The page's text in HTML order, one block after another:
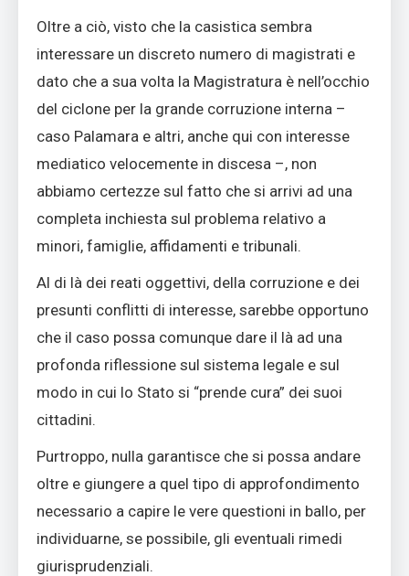
Oltre a ciò, visto che la casistica sembra
interessare un discreto numero di magistrati e
dato che a sua volta la Magistratura è nell’occhio
del ciclone per la grande corruzione interna –
caso Palamara e altri, anche qui con interesse
mediatico velocemente in discesa –, non
abbiamo certezze sul fatto che si arrivi ad una
completa inchiesta sul problema relativo a
minori, famiglie, affidamenti e tribunali.
Al di là dei reati oggettivi, della corruzione e dei
presunti conflitti di interesse, sarebbe opportuno
che il caso possa comunque dare il là ad una
profonda riflessione sul sistema legale e sul
modo in cui lo Stato si “prende cura” dei suoi
cittadini.
Purtroppo, nulla garantisce che si possa andare
oltre e giungere a quel tipo di approfondimento
necessario a capire le vere questioni in ballo, per
individuarne, se possibile, gli eventuali rimedi
giurisprudenziali.